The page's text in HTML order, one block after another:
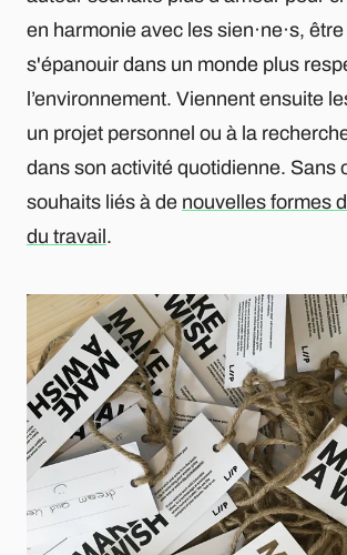
en harmonie avec les sien·ne·s,
s'épanouir dans un monde plus
l’environnement. Viennent ensuite
un projet personnel ou à la
dans son activité quotidienne. Sans
souhaits liés à de nouvelles formes
du travail .